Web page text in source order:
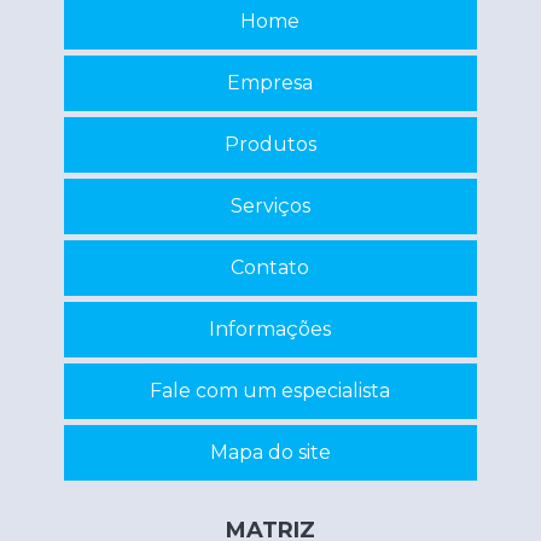
Recuperação de circuitos eletrônicos
Reparo de inversor
Reparo em equipamentos eletrônicos
Servo motor manutenção
Conserto máquina eletrônica
Home
Empresa
Produtos
Serviços
Contato
Informações
Fale com um especialista
Mapa do site
MATRIZ